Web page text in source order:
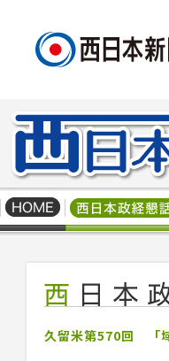
久留米第570回 「